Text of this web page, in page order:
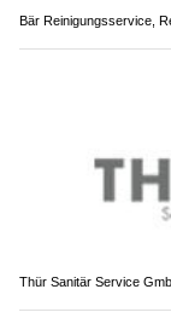
Bär Reinigungsservice,
Thür Sanitär Service